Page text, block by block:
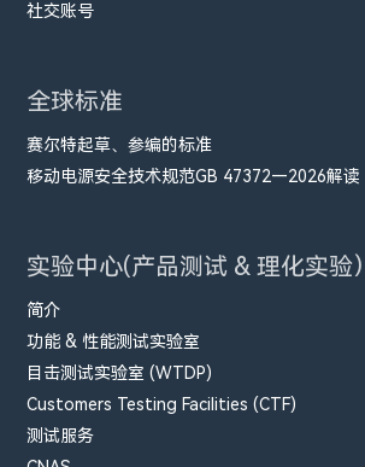
社交账号
全球标准
赛尔特起草、参编的标准
移动电源安全技术规范GB 47372—2026解读
实验中心(产品测试 & 理化实验）
简介
功能 & 性能测试实验室
目击测试实验室 (WTDP)
Customers Testing Facilities (CTF)
测试服务